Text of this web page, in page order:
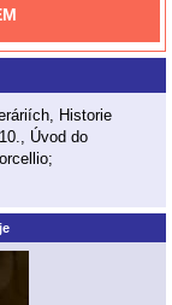
Historie
Úvod do